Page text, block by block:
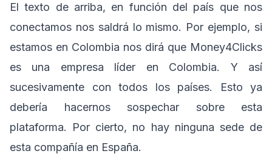
El texto de arriba, en función del país que nos
conectamos nos saldrá lo mismo. Por ejemplo, si
estamos en Colombia nos dirá que Money4Clicks
es una empresa líder en Colombia. Y así
sucesivamente con todos los países. Esto ya
debería hacernos sospechar sobre esta
plataforma. Por cierto, no hay ninguna sede de
esta compañía en España.